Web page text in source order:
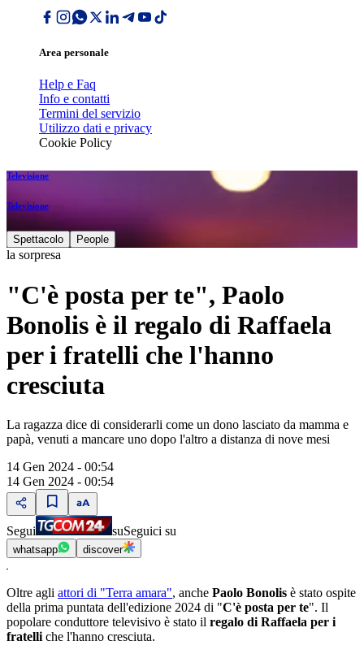
Area personale
Help e Faq
Info e contatti
Termini del servizio
Utilizzo dati e privacy
Cookie Policy
Televisione
Televisione
Spettacolo People
la sorpresa
"C'è posta per te", Paolo
Bonolis è il regalo di Raffaela
per i fratelli che l'hanno
cresciuta
La ragazza dice di considerarli come un dono lasciato da mamma e
papà, venuti a mancare uno dopo l'altro a distanza di nove mesi
14 Gen 2024 - 00:54
14 Gen 2024 - 00:54
Segui suSeguici su
whatsapp discover
Oltre agli attori di "Terra amara", anche Paolo Bonolis è stato ospite
della prima puntata dell'edizione 2024 di "C'è posta per te". Il
popolare conduttore televisivo è stato il regalo di Raffaela per i
fratelli che l'hanno cresciuta.